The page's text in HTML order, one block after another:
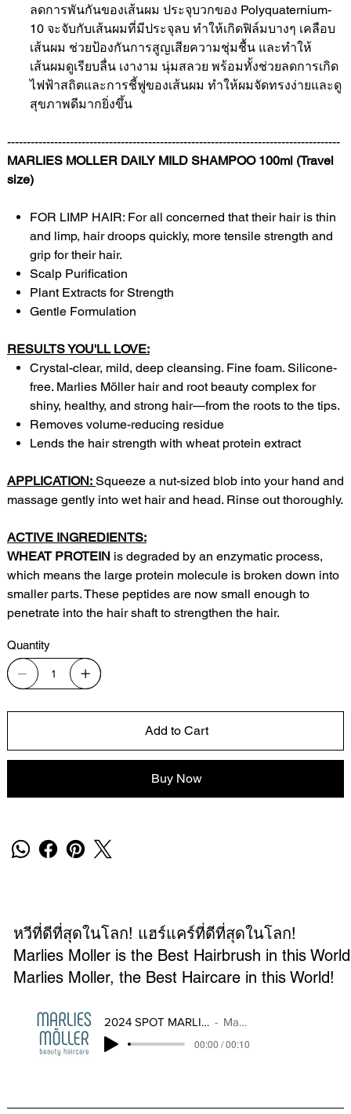
ลดการพันกันของเส้นผม ประจุบวกของ Polyquaternium-
10 จะจับกับเส้นผมที่มีประจุลบ ทำให้เกิดฟิล์มบางๆ เคลือบ
เส้นผม ช่วยป้องกันการสูญเสียความชุ่มชื้น และทำให้
เส้นผมดูเรียบลื่น เงางาม นุ่มสลวย พร้อมทั้งช่วยลดการเกิด
ไฟฟ้าสถิตและการชี้ฟูของเส้นผม ทำให้ผมจัดทรงง่ายและดู
สุขภาพดีมากยิ่งขึ้น
-------------------------------------------------------------------------------------
MARLIES MOLLER DAILY MILD SHAMPOO 100ml (Travel
size)
FOR LIMP HAIR: For all concerned that their hair is thin
and limp, hair droops quickly, more tensile strength and
grip for their hair.
Scalp Purification
Plant Extracts for Strength
Gentle Formulation
RESULTS YOU'LL LOVE:
Crystal-clear, mild, deep cleansing. Fine foam. Silicone-
free. Marlies Möller hair and root beauty complex for
shiny, healthy, and strong hair—from the roots to the tips.
Removes volume-reducing residue
Lends the hair strength with wheat protein extract
APPLICATION: Squeeze a nut-sized blob into your hand and
massage gently into wet hair and head. Rinse out thoroughly.
ACTIVE INGREDIENTS:
WHEAT PROTEIN is degraded by an enzymatic process,
which means the large protein molecule is broken down into
smaller parts. These peptides are now small enough to
penetrate into the hair shaft to strengthen the hair.
Quantity
Add to Cart
Buy Now
2024 SPOT MARLIES MOLLER THAILAND
Marlies Moller
00:00 / 00:10
หวีที่ดีที่สุดในโลก! แฮร์แคร์ที่ดีที่สุดในโลก!
Marlies Moller is the Best Hairbrush in this
Marlies Moller, the Best Haircare in this World!